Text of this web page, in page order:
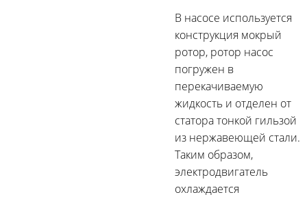
В насосе используется
конструкция мокрый
ротор, ротор насос
погружен в
перекачиваемую
жидкость и отделен от
статора тонкой гильзой
из нержавеющей стали.
Таким образом,
электродвигатель
охлаждается